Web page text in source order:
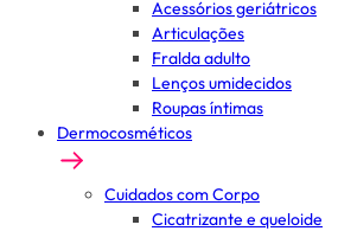
Acessórios geriátricos
Articulações
Fralda adulto
Lenços umidecidos
Roupas íntimas
Dermocosméticos
Cuidados com Corpo
Cicatrizante e queloide